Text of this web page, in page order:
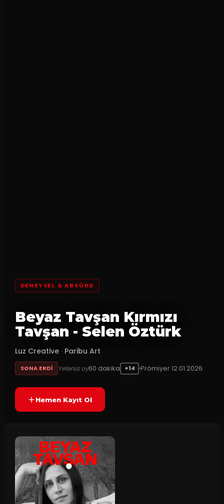
DENEYSEL & ABSÜRD
Beyaz Tavşan Kırmızı
Tavşan - Selen Öztürk
Luz Creative · Paribu Art
SONA ERDI Yetersiz oy60 dakika +14 Prömiyer12.01.2026
Hemen Kayıt Ol